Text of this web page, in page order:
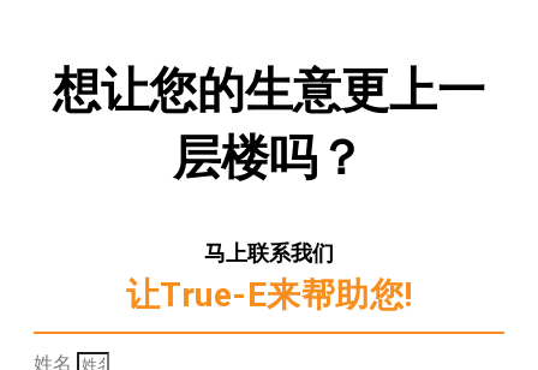
想让您的生意更上一
层楼吗？
马上联系我们
让True-E来帮助您!
姓名